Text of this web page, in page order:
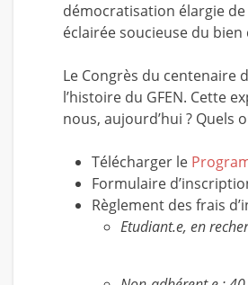
démocratisation élargie de
éclairée soucieuse du
Le Congrès du centenaire
l’histoire du GFEN. Cette
nous, aujourd’hui ? Quels
Télécharger le
Formulaire
Règlement des frais
Etudiant.e, en